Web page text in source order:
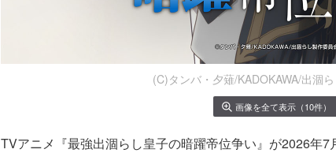
(C)タンバ・夕薙/KADOKAWA/出涸
画像を全て表示（10件）
TVアニメ『最強出涸らし皇子の暗躍帝位争い』が2026年